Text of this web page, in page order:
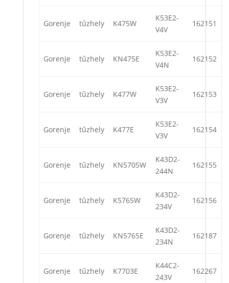
Gorenje tűzhely K475W
K53E2-
V4V
162151
Gorenje tűzhely KN475E
K53E2-
V4N
162152
Gorenje tűzhely K477W
K53E2-
V3V
162153
Gorenje tűzhely K477E
K53E2-
V3V
162154
Gorenje tűzhely KN5705W
K43D2-
244N
162155
Gorenje tűzhely K5765W
K43D2-
234V
162156
Gorenje tűzhely KN5765E
K43D2-
234N
162187
Gorenje tűzhely K7703E
K44C2-
243V
162267